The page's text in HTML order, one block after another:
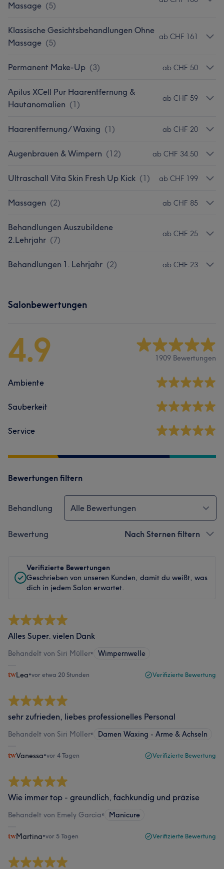
Massage (5)
Klassische Gesichtsbehandlungen Ohne
Massage (5)
ab CHF 161
Permanent Make-Up (3) ab CHF 50
Apilus XCell Pur Haarentfernung &
Hautanomalien (1)
ab CHF 59
Haarentfernung/ Waxing (1) ab CHF 20
Augenbrauen & Wimpern (12) ab CHF 34.50
Ultraschall Vita Skin Fresh Up Kick (1) ab CHF 199
Massagen (2) ab CHF 85
Behandlungen Auszubildene
2.Lehrjahr (7)
ab CHF 25
Behandlungen 1. Lehrjahr (2) ab CHF 23
Salonbewertungen
4.9 1909 Bewertungen
Ambiente
Sauberkeit
Service
Bewertungen filtern
Behandlung Alle Bewertungen
Bewertung Nach Sternen filtern
Verifizierte Bewertungen
Geschrieben von unseren Kunden, damit du weißt, was
dich in jedem Salon erwartet.
Alles Super. vielen Dank
Behandelt von Siri Müller• Wimpernwelle
Lea•vor etwa 20 Stunden Verifizierte Bewertung
sehr zufrieden, liebes professionelles Personal
Behandelt von Siri Müller• Damen Waxing - Arme & Achseln
Vanessa•vor 4 Tagen Verifizierte Bewertung
Wie immer top - greundlich, fachkundig und präzise
Behandelt von Emely Garcia• Manicure
Martina•vor 5 Tagen Verifizierte Bewertung